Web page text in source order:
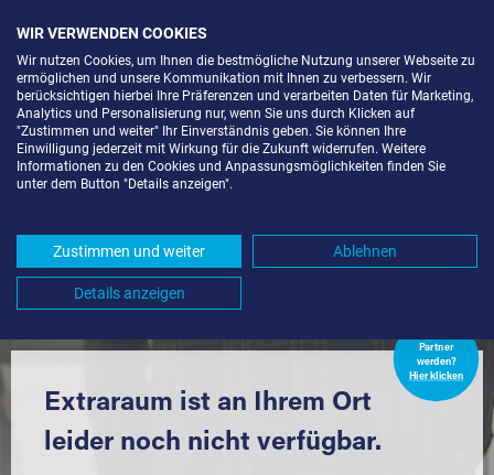
LAGERBOX IN BERLIN-KOL.
UMGEBUNG *
Komfortabel einlagern mit Extraraum
Partner
werden?
Hier klicken
Extraraum ist an Ihrem Ort
leider noch nicht verfügbar.
WIR VERWENDEN COOKIES
Wir nutzen Cookies, um Ihnen die bestmögliche Nutzung unserer Webseite zu
ermöglichen und unsere Kommunikation mit Ihnen zu verbessern. Wir
berücksichtigen hierbei Ihre Präferenzen und verarbeiten Daten für Marketing,
Analytics und Personalisierung nur, wenn Sie uns durch Klicken auf
"Zustimmen und weiter" Ihr Einverständnis geben. Sie können Ihre
Einwilligung jederzeit mit Wirkung für die Zukunft widerrufen. Weitere
Informationen zu den Cookies und Anpassungsmöglichkeiten finden Sie
unter dem Button "Details anzeigen".
Zustimmen und weiter Ablehnen
Details anzeigen